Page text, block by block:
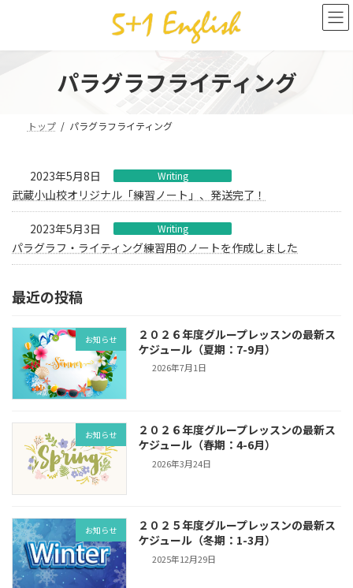
ン
ー
パラグラフライティング
トップ パラグラフライティング
2023年5月8日 Writing
武蔵小山校オリジナル「練習ノート」、発送完了！
2023年5月3日 Writing
パラグラフ・ライティング練習用のノートを作成しました
最近の投稿
お知らせ
２０２６年度グループレッスンの最新ス
ケジュール（夏期：7-9月）
2026年7月1日
お知らせ
２０２６年度グループレッスンの最新ス
ケジュール（春期：4-6月）
2026年3月24日
お知らせ
２０２５年度グループレッスンの最新ス
ケジュール（冬期：1-3月）
2025年12月29日